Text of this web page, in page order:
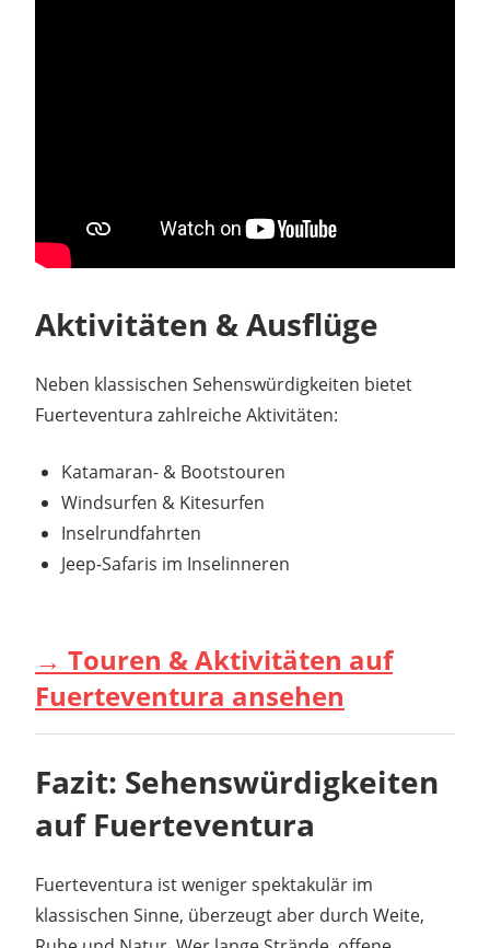
Aktivitäten & Ausflüge
Neben klassischen Sehenswürdigkeiten bietet
Fuerteventura zahlreiche Aktivitäten:
Katamaran- & Bootstouren
Windsurfen & Kitesurfen
Inselrundfahrten
Jeep-Safaris im Inselinneren
→ Touren & Aktivitäten auf
Fuerteventura ansehen
Fazit: Sehenswürdigkeiten
auf Fuerteventura
Fuerteventura ist weniger spektakulär im
klassischen Sinne, überzeugt aber durch Weite,